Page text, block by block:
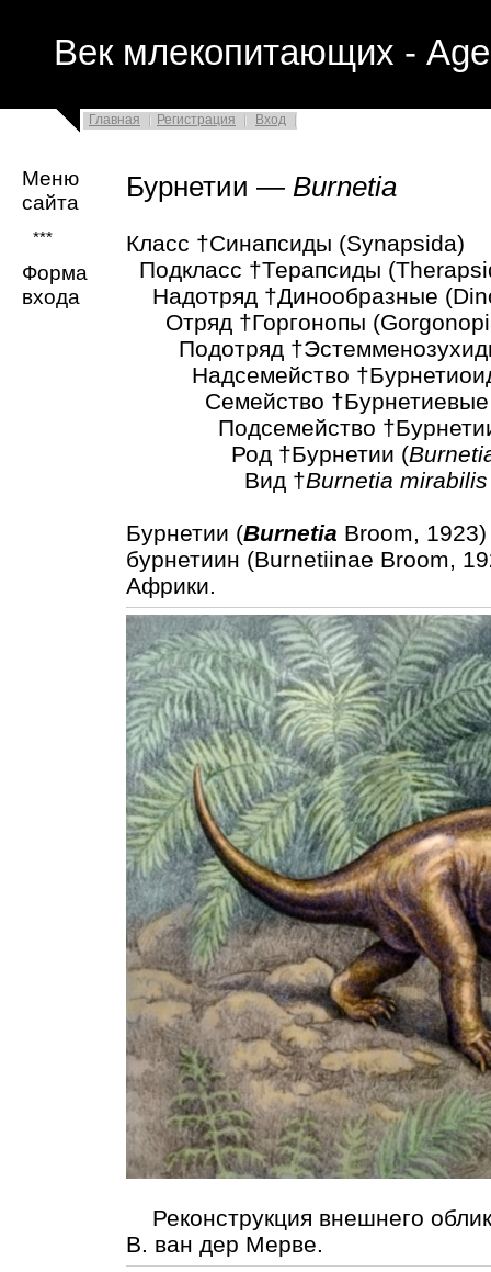
Век млекопитающих -
Главная Регистрация Вход
Меню
сайта
***
Форма
входа
Бурнетии — Burnetia
Класс †Синапсиды (Synapsida)
Подкласс †Терапсиды
Надотряд †Динообразные
Отряд †Горгонопы
Подотряд
Надсемейство
Семейство †Бурнетиевые
Подсемейство
Род †Бурнетии (
Вид †Burnetia mirabilis
Бурнетии (Burnetia Broom,
бурнетиин (Burnetiinae Broom,
Африки.
Реконструкция внешнего
В. ван дер Мерве.